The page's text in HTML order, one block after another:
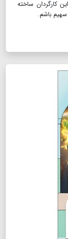
کارگردان ساخته
باشم.